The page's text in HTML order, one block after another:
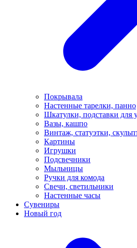
Покрывала
Настенные тарелки, панно
Шкатулки, подставки для
Вазы, кашпо
Винтаж, статуэтки,
Картины
Игрушки
Подсвечники
Мыльницы
Ручки для комода
Свечи, светильники
Настенные часы
Сувениры
Новый год